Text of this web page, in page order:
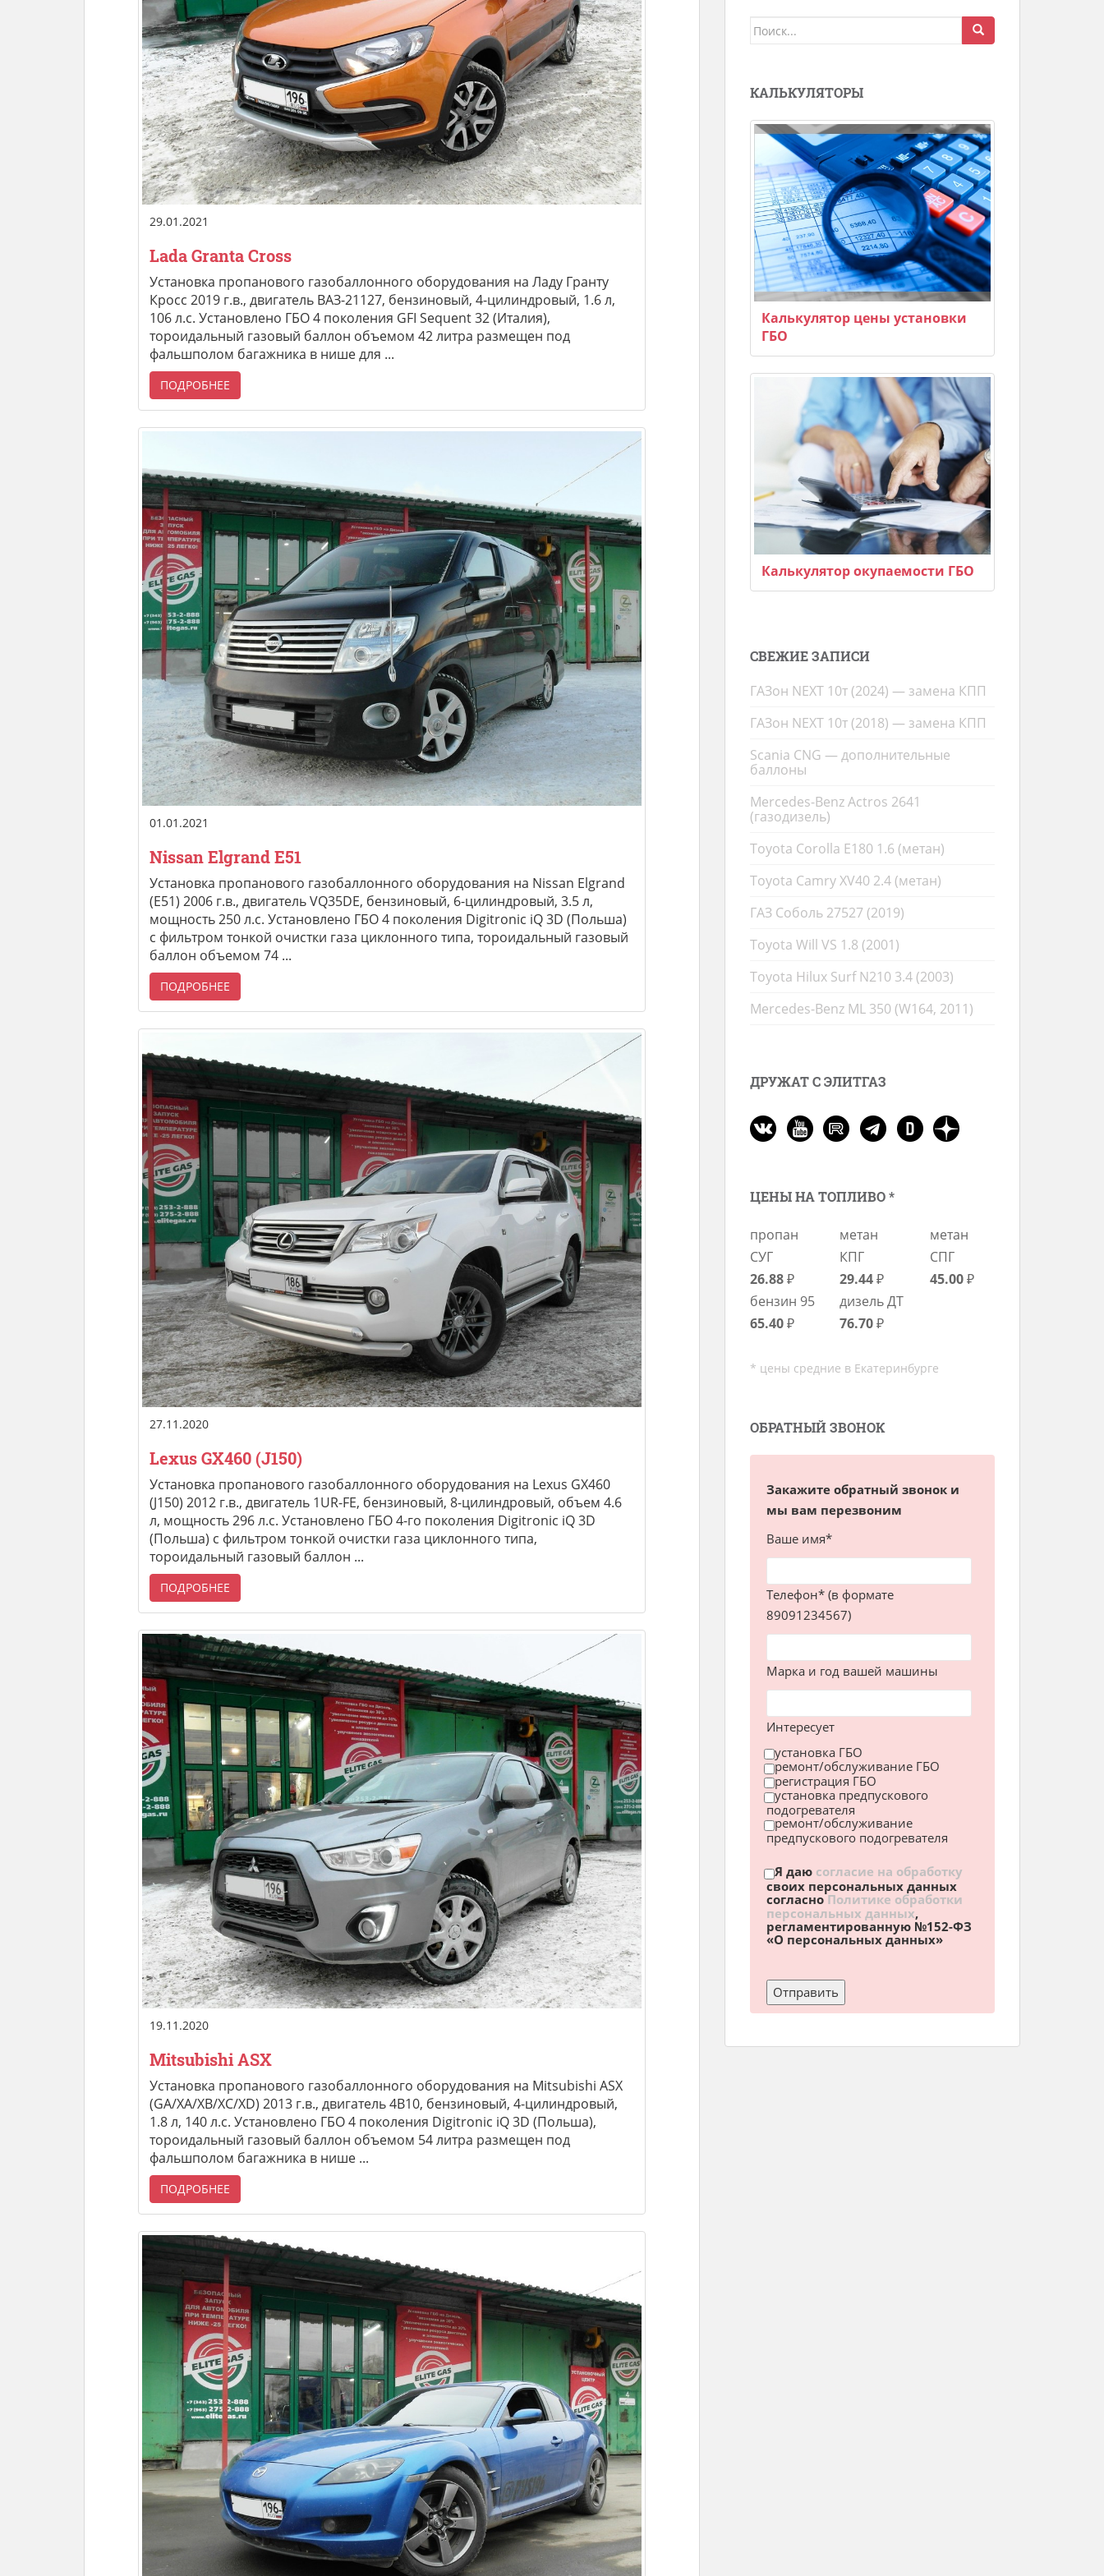
29.01.2021
Lada Granta Cross
Установка пропанового газобаллонного оборудования на Ладу Гранту
Кросс 2019 г.в., двигатель ВАЗ-21127, бензиновый, 4-цилиндровый, 1.6 л,
106 л.с. Установлено ГБО 4 поколения GFI Sequent 32 (Италия),
тороидальный газовый баллон объемом 42 литра размещен под
фальшполом багажника в нише для ...
ПОДРОБНЕЕ
01.01.2021
Nissan Elgrand E51
Установка пропанового газобаллонного оборудования на Nissan Elgrand
(Е51) 2006 г.в., двигатель VQ35DE, бензиновый, 6-цилиндровый, 3.5 л,
мощность 250 л.с. Установлено ГБО 4 поколения Digitronic iQ 3D (Польша)
с фильтром тонкой очистки газа циклонного типа, тороидальный газовый
баллон объемом 74 ...
ПОДРОБНЕЕ
27.11.2020
Lexus GX460 (J150)
Установка пропанового газобаллонного оборудования на Lexus GX460
(J150) 2012 г.в., двигатель 1UR-FE, бензиновый, 8-цилиндровый, объем 4.6
л, мощность 296 л.с. Установлено ГБО 4-го поколения Digitronic iQ 3D
(Польша) с фильтром тонкой очистки газа циклонного типа,
тороидальный газовый баллон ...
ПОДРОБНЕЕ
19.11.2020
Mitsubishi ASX
Установка пропанового газобаллонного оборудования на Mitsubishi ASX
(GA/XA/XB/XC/XD) 2013 г.в., двигатель 4B10, бензиновый, 4-цилиндровый,
1.8 л, 140 л.с. Установлено ГБО 4 поколения Digitronic iQ 3D (Польша),
тороидальный газовый баллон объемом 54 литра размещен под
фальшполом багажника в нише ...
ПОДРОБНЕЕ
Поиск
КАЛЬКУЛЯТОРЫ
Калькулятор цены установки
ГБО
Калькулятор окупаемости ГБО
СВЕЖИЕ ЗАПИСИ
ГАЗон NEXT 10т (2024) — замена КПП
ГАЗон NEXT 10т (2018) — замена КПП
Scania CNG — дополнительные
баллоны
Mercedes-Benz Actros 2641
(газодизель)
Toyota Corolla E180 1.6 (метан)
Toyota Camry XV40 2.4 (метан)
ГАЗ Соболь 27527 (2019)
Toyota Will VS 1.8 (2001)
Toyota Hilux Surf N210 3.4 (2003)
Mercedes-Benz ML 350 (W164, 2011)
ДРУЖАТ С ЭЛИТГАЗ
ЦЕНЫ НА ТОПЛИВО *
пропан
СУГ
26.88₽
метан
КПГ
29.44₽
метан
СПГ
45.00₽
бензин 95
65.40₽
дизель ДТ
76.70₽
* цены средние в Екатеринбурге
ОБРАТНЫЙ ЗВОНОК
Закажите обратный звонок и
мы вам перезвоним
Ваше имя*
Телефон* (в формате
89091234567)
Марка и год вашей машины
Интересует
установка ГБО
ремонт/обслуживание ГБО
регистрация ГБО
установка предпускового
подогревателя
ремонт/обслуживание
предпускового подогревателя
Я даю согласие на обработку
своих персональных данных
согласноПолитике обработки
персональных данных,
регламентированную №152-ФЗ
«О персональных данных»